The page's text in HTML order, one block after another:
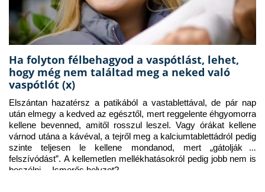
Ha folyton félbehagyod a vaspótlást, lehet,
hogy még nem találtad meg a neked való
vaspótlót (x)
Elszántan hazatérsz a patikából a vastablettával, de pár nap
után elmegy a kedved az egésztől, mert reggelente éhgyomorra
kellene bevenned, amitől rosszul leszel. Vagy órákat kellene
várnod utána a kávéval, a tejről meg a kalciumtablettádról pedig
szinte teljesen le kellene mondanod, mert „gátolják a
felszívódást”. A kellemetlen mellékhatásokról pedig jobb nem is
beszélni… Ismerős helyzet?